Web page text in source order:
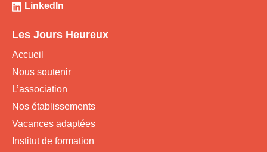
LinkedIn
Les Jours Heureux
Accueil
Nous soutenir
L’association
Nos établissements
Vacances adaptées
Institut de formation